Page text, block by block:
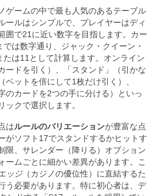
ゲームの中で最も人気のあるテーブル
ールはシンプルで、プレイヤーはディ
囲で21に近い数字を目指します。カー
では数字通り、ジャック・クイーン・
は11として計算します。オンライン
ードを引く）、「スタンド」（引かな
ベットを倍にして1枚だけ引く）、
のカードを2つの手に分ける）といっ
ックで選択します。
はルールのバリエーションが豊富な点
がソフト17でスタンドするかヒットす
限、サレンダー（降りる）オプション
ームごとに細かい差異があります。こ
ッジ（カジノの優位性）に直結するた
う必要があります。特に初心者は、デ